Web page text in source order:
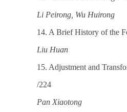
Li Peirong, Wu Huirong
14. A Brief History of the
Liu Huan
15. Adjustment and
/224
Pan Xiaotong